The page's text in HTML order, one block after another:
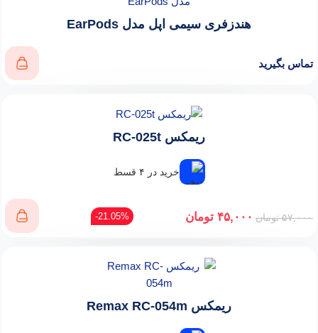
هندزفری سیمی اپل مدل EarPods
تماس بگیرید
ریمکس RC-025t
خرید در ۴ قسط
۵۷,۰۰۰ تومان ۴۵,۰۰۰ تومان 21.05%-
ریمکس Remax RC-054m